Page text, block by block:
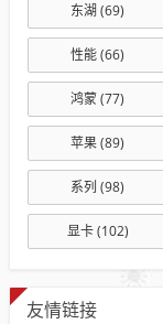
东湖 (69)
性能(66)
鸿蒙(77)
苹果(89)
系列 (98)
显卡(102)
友情链接